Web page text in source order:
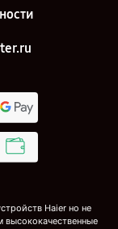
Haier но не